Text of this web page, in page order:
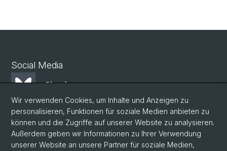
Social Media
Bluesky
Mastodon
Wir verwenden Cookies, um Inhalte und Anzeigen zu
personalisieren, Funktionen für soziale Medien anbieten zu
können und die Zugriffe auf unserer Website zu analysieren.
Außerdem geben wir Informationen zu Ihrer Verwendung
unserer Website an unsere Partner für soziale Medien,